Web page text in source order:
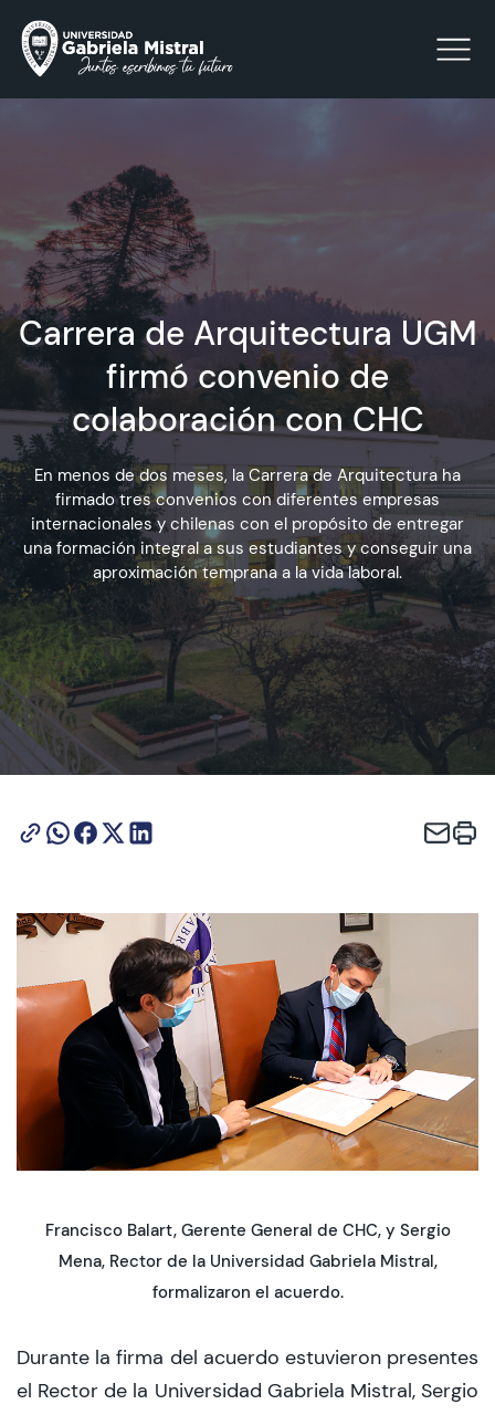
La Universidad
Facultades y Escuelas
Vinculación con el Medio
Investigación
Acreditación
Admisión
Dirección de Desarrollo Estudiantil
Becas y Beneficios
Estudiantes
Alumni
UGM Online
Language Center
CIEO
Contacto y Horarios
modo claro
Carrera de Arquitectura UGM
firmó convenio de
colaboración con CHC
En menos de dos meses, la Carrera de Arquitectura ha
firmado tres convenios con diferentes empresas
internacionales y chilenas con el propósito de entregar
una formación integral a sus estudiantes y conseguir una
aproximación temprana a la vida laboral.
Francisco Balart, Gerente General de CHC, y Sergio
Mena, Rector de la Universidad Gabriela Mistral,
formalizaron el acuerdo.
Durante la firma del acuerdo estuvieron presentes
el Rector de la Universidad Gabriela Mistral, Sergio